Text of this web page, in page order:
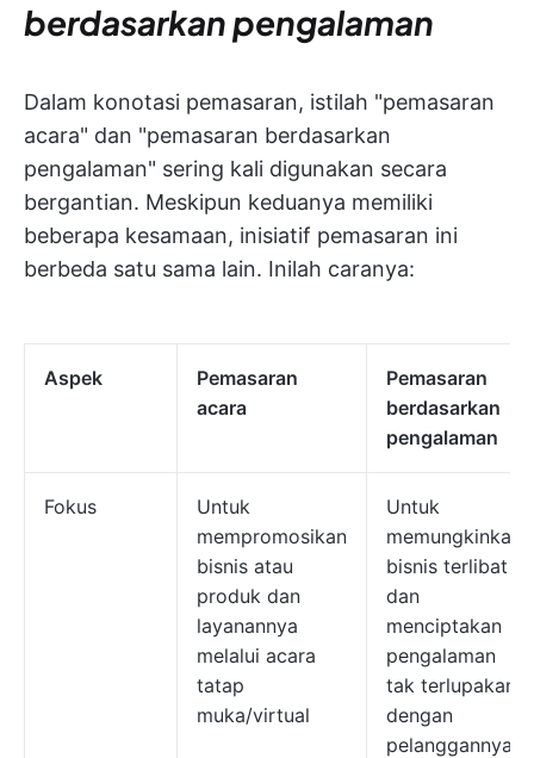
berdasarkan pengalaman
Dalam konotasi pemasaran, istilah "pemasaran
acara" dan "pemasaran berdasarkan
pengalaman" sering kali digunakan secara
bergantian. Meskipun keduanya memiliki
beberapa kesamaan, inisiatif pemasaran ini
berbeda satu sama lain. Inilah caranya:
Aspek
Pemasaran
acara
Pemasaran
berdasarkan
pengalaman
Fokus
Untuk
mempromosikan
bisnis atau
produk dan
layanannya
melalui acara
tatap
muka/virtual
Untuk
memungkinkan
bisnis terlibat
dan
menciptakan
pengalaman
tak terlupakan
dengan
pelanggannya